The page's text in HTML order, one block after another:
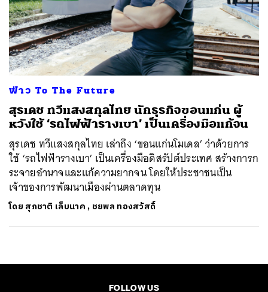
ฟ่าว To The Future
สุรเดช ทวีแสงสกุลไทย นักธุรกิจขอนแก่น ผู้
หวังใช้ ‘รถไฟฟ้ารางเบา’ เป็นเครื่องมือแก้จน
สุรเดช ทวีแสงสกุลไทย เล่าถึง ‘ขอนแก่นโมเดล’ ว่าด้วยการ
ใช้ ‘รถไฟฟ้ารางเบา’ เป็นเครื่องมือดิสรัปต์ประเทศ สร้างการก
ระจายอำนาจและแก้ความยากจน โดยให้ประชาชนเป็น
เจ้าของการพัฒนาเมืองผ่านตลาดทุน
โดย สุภชาติ เล็บนาค , ชยพล ทองสวัสดิ์
FOLLOW US
ค้นหา
SHARE TWEET LINE EMAIL